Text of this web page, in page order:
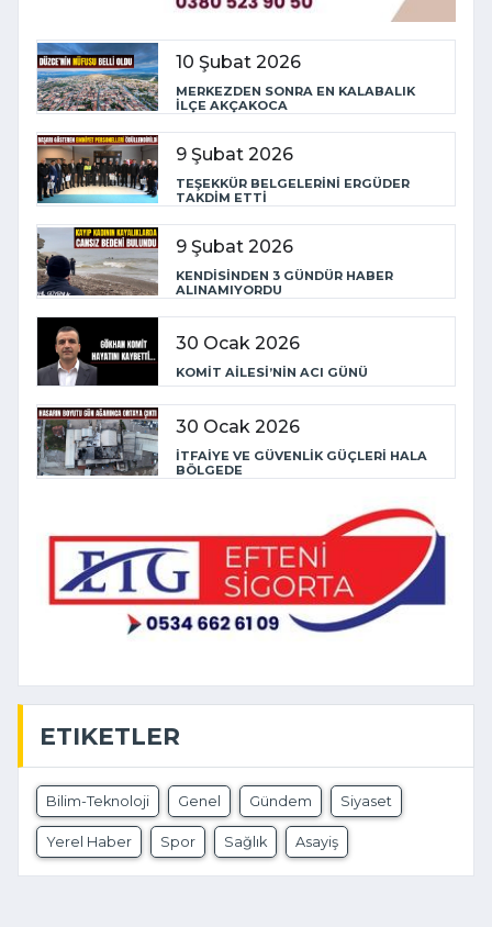
10 Şubat 2026
MERKEZDEN SONRA EN KALABALIK
İLÇE AKÇAKOCA
9 Şubat 2026
TEŞEKKÜR BELGELERİNİ ERGÜDER
TAKDİM ETTİ
9 Şubat 2026
KENDİSİNDEN 3 GÜNDÜR HABER
ALINAMIYORDU
30 Ocak 2026
KOMİT AİLESİ’NİN ACI GÜNÜ
30 Ocak 2026
İTFAİYE VE GÜVENLİK GÜÇLERİ HALA
BÖLGEDE
ETIKETLER
Bilim-Teknoloji Genel Gündem Siyaset
Yerel Haber Spor Sağlık Asayiş